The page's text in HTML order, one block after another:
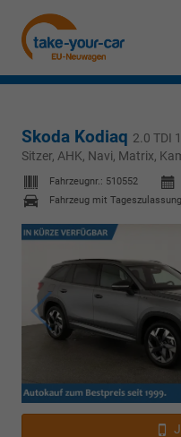
Skoda Kodiaq 2.0 TDI
Sitzer, AHK, Navi, Matrix,
Fahrzeugnr.: 510552
Fahrzeug mit Tageszulassung